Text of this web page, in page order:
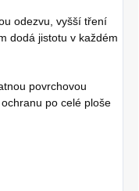
odezvu, vyšší tření
dodá jistotu v každém
povrchovou
po celé ploše